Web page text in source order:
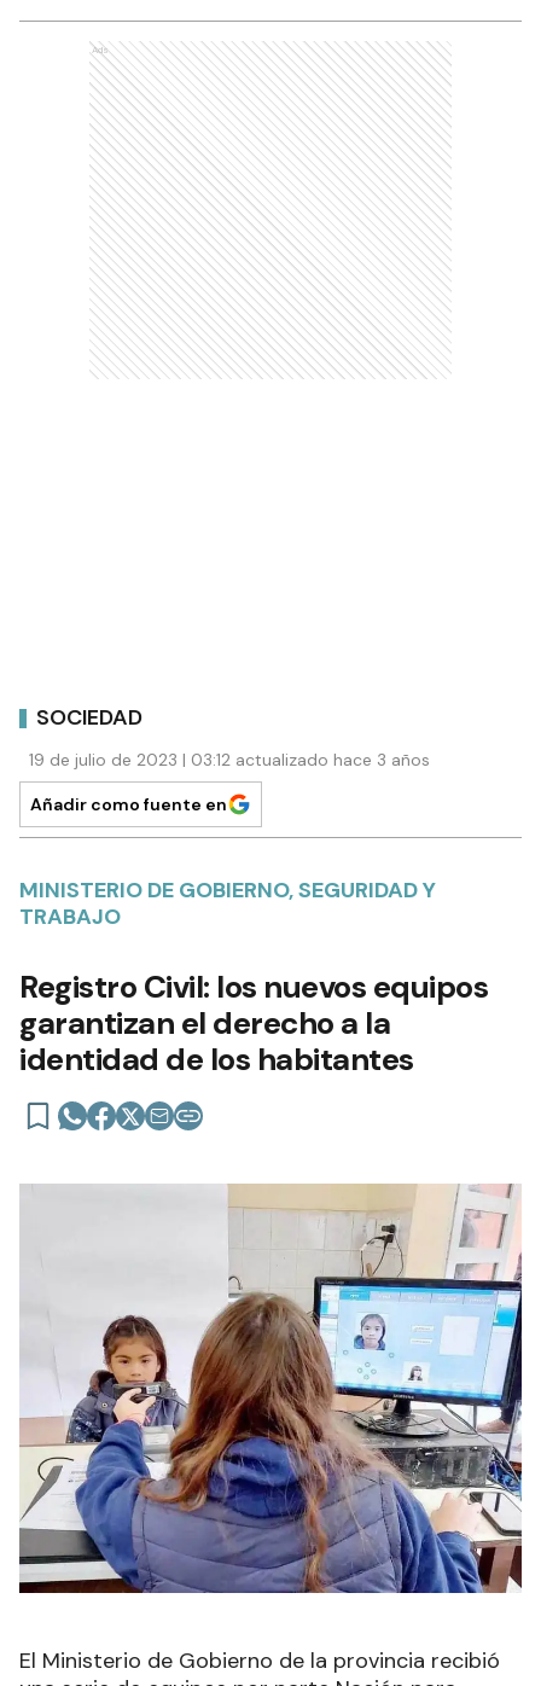
Ads
SOCIEDAD
19 de julio de 2023 | 03:12 actualizado hace 3 años
Añadir como fuente en
MINISTERIO DE GOBIERNO, SEGURIDAD Y
TRABAJO
Registro Civil: los nuevos equipos
garantizan el derecho a la
identidad de los habitantes
El Ministerio de Gobierno de la provincia recibió